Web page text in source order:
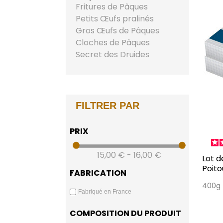
Fritures de Pâques
Petits Œufs pralinés
Gros Œufs de Pâques
Cloches de Pâques
Secret des Druides
FILTRER PAR
PRIX
15,00 € - 16,00 €
FABRICATION
Fabriqué en France
COMPOSITION DU PRODUIT
Lot de 2 - Petits Broyés du
400g